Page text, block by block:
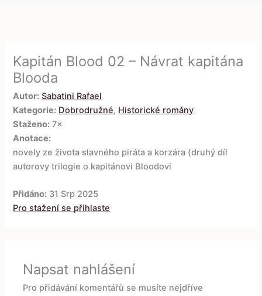
Kapitán Blood 02 – Návrat kapitána
Blooda
Autor: Sabatini Rafael
Kategorie: Dobrodružné, Historické romány
Staženo: 7×
Anotace:
novely ze života slavného piráta a korzára (druhý díl
autorovy trilogie o kapitánovi Bloodovi
Přidáno: 31 Srp 2025
Pro stažení se přihlaste
Napsat nahlášení
Pro přidávání komentářů se musíte nejdříve